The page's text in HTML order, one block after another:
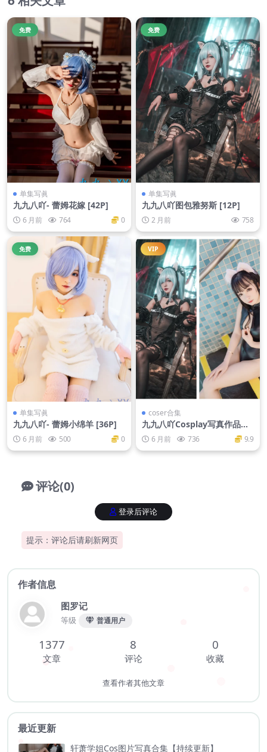
免费
单集写眞
九九八吖- 蕾姆花嫁 [42P]
6 月前 764 0
免费
单集写眞
九九八吖图包雅努斯 [12P]
2 月前 758
免费
单集写眞
九九八吖- 蕾姆小绵羊 [36P]
6 月前 500 0
VIP
coser合集
九九八吖Cosplay写真作品图
包合集
6 月前 736 9.9
评论(0)
提示：评论后请刷新网页
登录后评论
作者信息
图罗记
等级 普通用户
1377
文章
8
评论
0
收藏
查看作者其他文章
最近更新
轩萧学姐Cos图片写真合集【持续更新】